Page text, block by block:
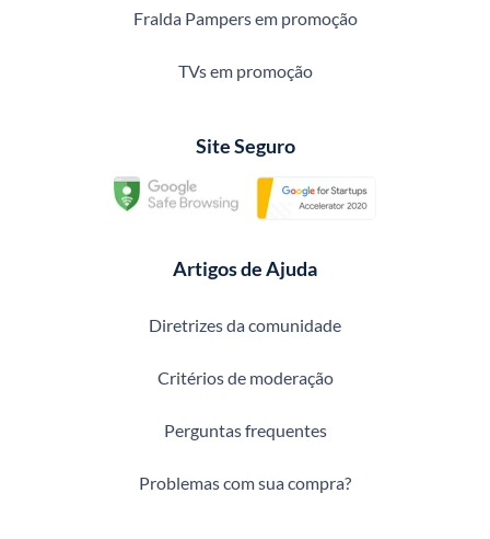
Fralda Pampers em promoção
TVs em promoção
Site Seguro
Artigos de Ajuda
Diretrizes da comunidade
Critérios de moderação
Perguntas frequentes
Problemas com sua compra?